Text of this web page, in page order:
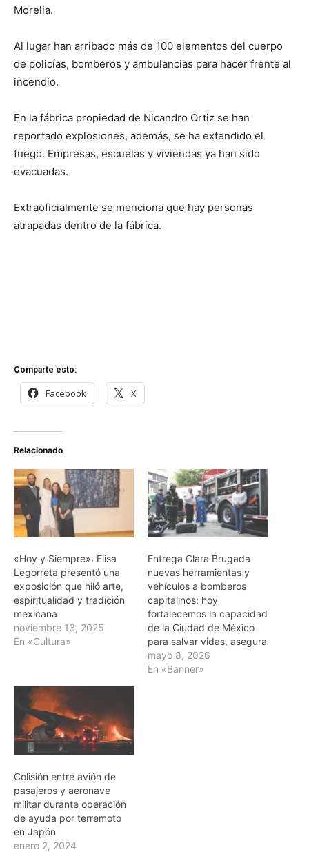
Morelia.
Al lugar han arribado más de 100 elementos del cuerpo
de policías, bomberos y ambulancias para hacer frente al
incendio.
En la fábrica propiedad de Nicandro Ortiz se han
reportado explosiones, además, se ha extendido el
fuego. Empresas, escuelas y viviendas ya han sido
evacuadas.
Extraoficialmente se menciona que hay personas
atrapadas dentro de la fábrica.
Comparte esto:
Facebook X
Relacionado
«Hoy y Siempre»: Elisa
Legorreta presentó una
exposición que hiló arte,
espiritualidad y tradición
mexicana
noviembre 13, 2025
En «Cultura»
Entrega Clara Brugada
nuevas herramientas y
vehículos a bomberos
capitalinos; hoy
fortalecemos la capacidad
de la Ciudad de México
para salvar vidas, asegura
mayo 8, 2026
En «Banner»
Colisión entre avión de
pasajeros y aeronave
militar durante operación
de ayuda por terremoto
en Japón
enero 2, 2024